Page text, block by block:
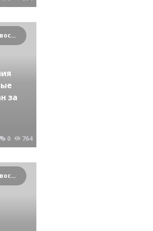
Криминальные новости Новосибирска и Сибирского региона
за
0 764
Криминальные новости Новосибирска и Сибирского региона